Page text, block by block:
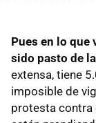
Pues en lo que
sido pasto de
extensa, tiene
imposible de
protesta contra